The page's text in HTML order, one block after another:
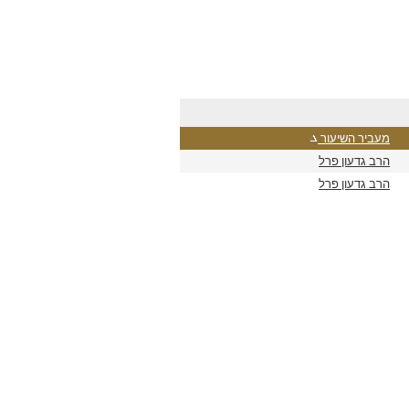
מעביר השיעור
הרב גדעון פרל
הרב גדעון פרל